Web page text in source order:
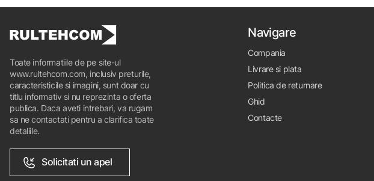
Toate informatiile de pe site-ul
www.rultehcom.com, inclusiv preturile,
caracteristicile si imagini, sunt doar cu
titlu informativ si nu reprezinta o oferta
publica. Daca aveti intrebari, va rugam
sa ne contactati pentru a clarifica toate
detaliile.
Solicitati un apel
Navigare
Compania
Livrare si plata
Politica de returnare
Ghid
Contacte